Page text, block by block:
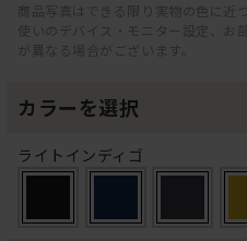
商品写真はできる限り実物の色に近
使いのデバイス・モニター設定、お
が異なる場合がございます。
カラーを選択
ライトインディゴ